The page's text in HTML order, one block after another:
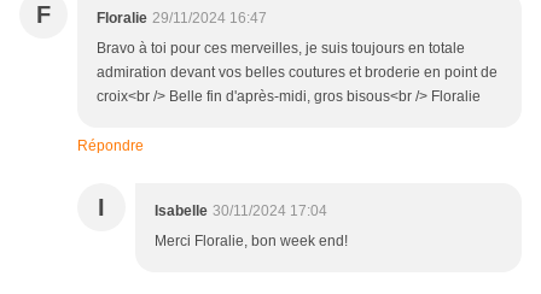
F Floralie 29/11/2024 16:47
Bravo à toi pour ces merveilles, je suis toujours en totale
admiration devant vos belles coutures et broderie en point de
croix<br /> Belle fin d'après-midi, gros bisous<br /> Floralie
Répondre
I Isabelle 30/11/2024 17:04
Merci Floralie, bon week end!